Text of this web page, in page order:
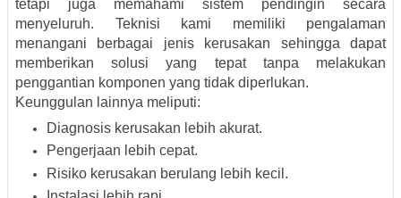
tetapi juga memahami sistem pendingin secara
menyeluruh. Teknisi kami memiliki pengalaman
menangani berbagai jenis kerusakan sehingga dapat
memberikan solusi yang tepat tanpa melakukan
penggantian komponen yang tidak diperlukan.
Keunggulan lainnya meliputi:
Diagnosis kerusakan lebih akurat.
Pengerjaan lebih cepat.
Risiko kerusakan berulang lebih kecil.